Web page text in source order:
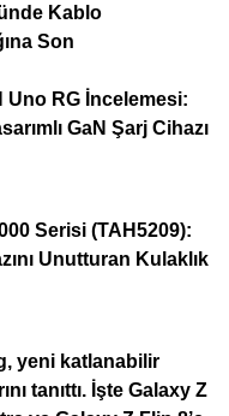
Kablo
Son
Uno RG İncelemesi:
GaN Şarj Cihazı
Serisi (TAH5209):
Unutturan Kulaklık
yeni katlanabilir
tanıttı. İşte Galaxy Z